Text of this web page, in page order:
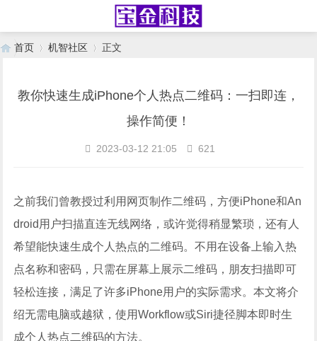
首页 机智社区 正文
教你快速生成iPhone个人热点二维码：一扫即连，
操作简便！
2023-03-12 21:05 621
之前我们曾教授过利用网页制作二维码，方便iPhone和An
droid用户扫描直连无线网络，或许觉得稍显繁琐，还有人
希望能快速生成个人热点的二维码。不用在设备上输入热
点名称和密码，只需在屏幕上展示二维码，朋友扫描即可
轻松连接，满足了许多iPhone用户的实际需求。本文将介
绍无需电脑或越狱，使用Workflow或Siri捷径脚本即时生
成个人热点二维码的方法。